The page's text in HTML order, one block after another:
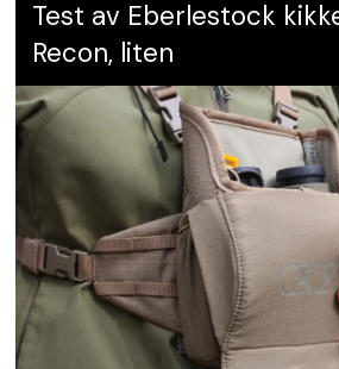
Test av Eberlestock
Recon, liten